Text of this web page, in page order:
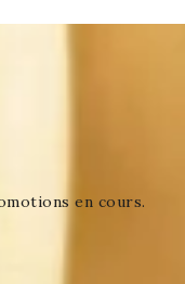
en cours.